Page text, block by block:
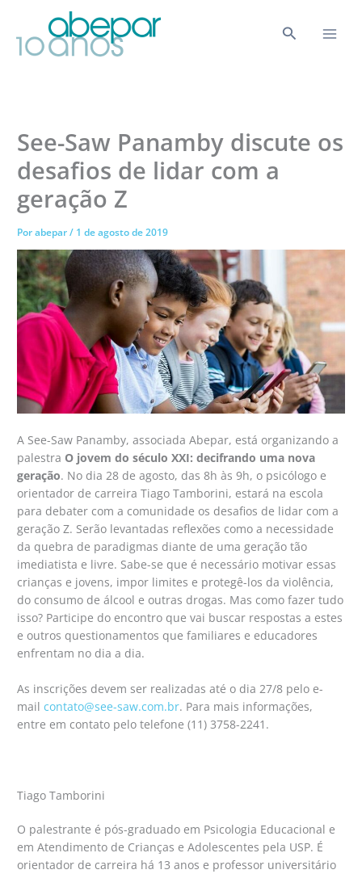
conteúdo
Pesquisar
See-Saw Panamby discute os
desafios de lidar com a
geração Z
Porabepar/ 1 de agosto de 2019
A See-Saw Panamby, associada Abepar, está organizando a
palestra O jovem do século XXI: decifrando uma nova
geração. No dia 28 de agosto, das 8h às 9h, o psicólogo e
orientador de carreira Tiago Tamborini, estará na escola
para debater com a comunidade os desafios de lidar com a
geração Z. Serão levantadas reflexões como a necessidade
da quebra de paradigmas diante de uma geração tão
imediatista e livre. Sabe-se que é necessário motivar essas
crianças e jovens, impor limites e protegê-los da violência,
do consumo de álcool e outras drogas. Mas como fazer tudo
isso? Participe do encontro que vai buscar respostas a estes
e outros questionamentos que familiares e educadores
enfrentam no dia a dia.
As inscrições devem ser realizadas até o dia 27/8 pelo e-
mailcontato@see-saw.com.br. Para mais informações,
entre em contato pelo telefone (11) 3758-2241.
Tiago Tamborini
O palestrante é pós-graduado em Psicologia Educacional e
em Atendimento de Crianças e Adolescentes pela USP. É
orientador de carreira há 13 anos e professor universitário